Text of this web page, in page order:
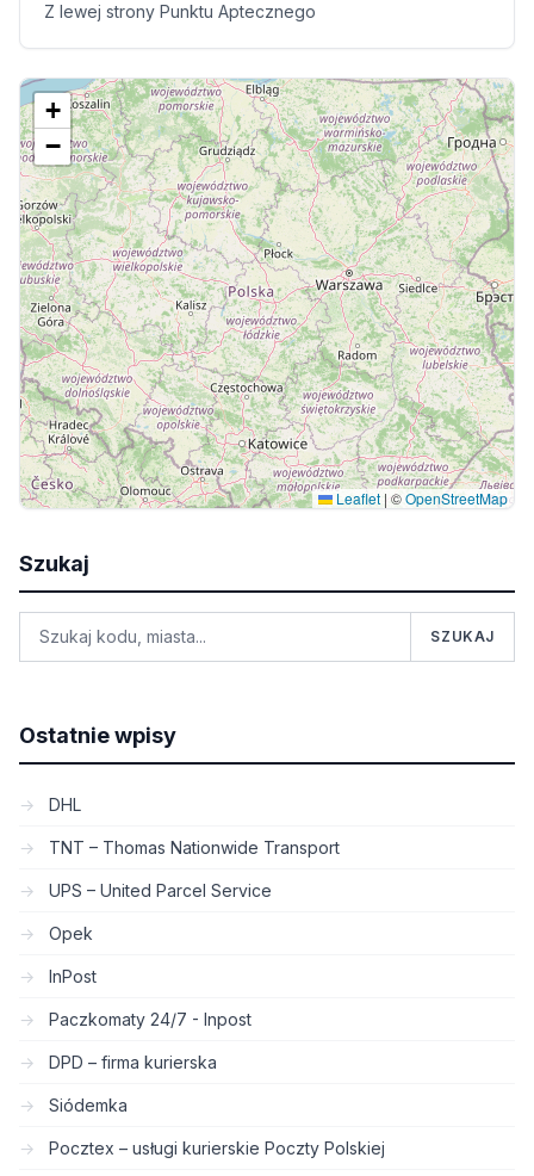
Z lewej strony Punktu Aptecznego
+
−
Leaflet | ©OpenStreetMap
Szukaj
SZUKAJ
Ostatnie wpisy
DHL
TNT – Thomas Nationwide Transport
UPS – United Parcel Service
Opek
InPost
Paczkomaty 24/7 - Inpost
DPD – firma kurierska
Siódemka
Pocztex – usługi kurierskie Poczty Polskiej